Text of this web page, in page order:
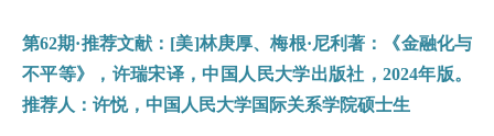
第62期·推荐文献： [美]林庚厚、梅根·尼利著：《金融化与
不平等》，许瑞宋译，中国人民大学出版社，2024年版。
推荐人：许悦，中国人民大学国际关系学院硕士生